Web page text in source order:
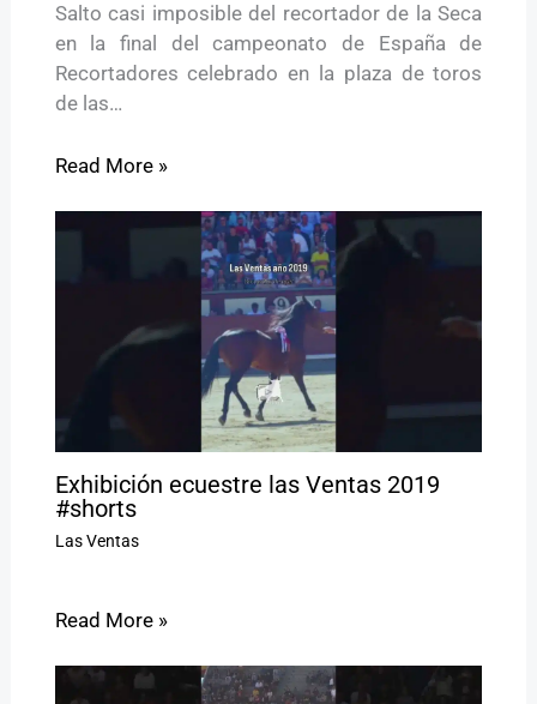
Salto casi imposible del recortador de la Seca
en la final del campeonato de España de
Recortadores celebrado en la plaza de toros
de las…
Read More »
Exhibición ecuestre las Ventas 2019
#shorts
Las Ventas
Read More »